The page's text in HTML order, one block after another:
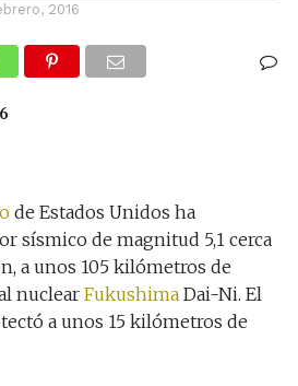
2016
de Estados Unidos ha
sísmico de magnitud 5,1 cerca
a unos 105 kilómetros de
nuclear FukushimaDai-Ni. El
a unos 15 kilómetros de